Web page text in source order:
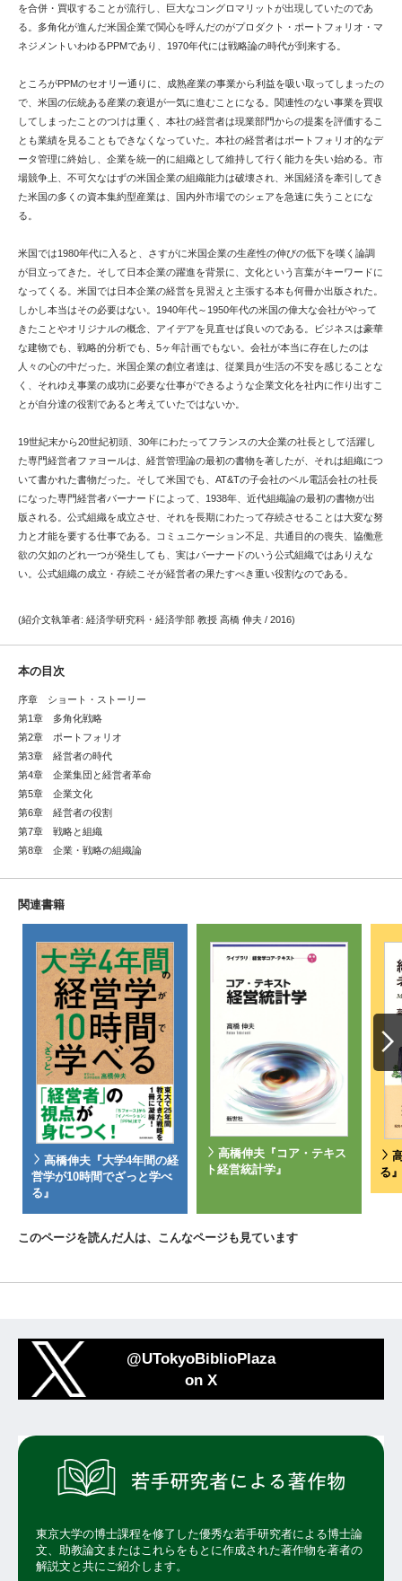
を合併・買収することが流行し、巨大なコングロマリットが出現していたのであ
る。多角化が進んだ米国企業で関心を呼んだのがプロダクト・ポートフォリオ・マ
ネジメントいわゆるPPMであり、1970年代には戦略論の時代が到来する。
ところがPPMのセオリー通りに、成熟産業の事業から利益を吸い取ってしまったの
で、米国の伝統ある産業の衰退が一気に進むことになる。関連性のない事業を買収
してしまったことのつけは重く、本社の経営者は現業部門からの提案を評価するこ
とも業績を見ることもできなくなっていた。本社の経営者はポートフォリオ的なデ
ータ管理に終始し、企業を統一的に組織として維持して行く能力を失い始める。市
場競争上、不可欠なはずの米国企業の組織能力は破壊され、米国経済を牽引してき
た米国の多くの資本集約型産業は、国内外市場でのシェアを急速に失うことにな
る。
米国では1980年代に入ると、さすがに米国企業の生産性の伸びの低下を嘆く論調
が目立ってきた。そして日本企業の躍進を背景に、文化という言葉がキーワードに
なってくる。米国では日本企業の経営を見習えと主張する本も何冊か出版された。
しかし本当はその必要はない。1940年代～1950年代の米国の偉大な会社がやって
きたことやオリジナルの概念、アイデアを見直せば良いのである。ビジネスは豪華
な建物でも、戦略的分析でも、5ヶ年計画でもない。会社が本当に存在したのは
人々の心の中だった。米国企業の創立者達は、従業員が生活の不安を感じることな
く、それゆえ事業の成功に必要な仕事ができるような企業文化を社内に作り出すこ
とが自分達の役割であると考えていたではないか。
19世紀末から20世紀初頭、30年にわたってフランスの大企業の社長として活躍し
た専門経営者ファヨールは、経営管理論の最初の書物を著したが、それは組織につ
いて書かれた書物だった。そして米国でも、AT&Tの子会社のベル電話会社の社長
になった専門経営者バーナードによって、1938年、近代組織論の最初の書物が出
版される。公式組織を成立させ、それを長期にわたって存続させることは大変な努
力と才能を要する仕事である。コミュニケーション不足、共通目的の喪失、協働意
欲の欠如のどれ一つが発生しても、実はバーナードのいう公式組織ではありえな
い。公式組織の成立・存続こそが経営者の果たすべき重い役割なのである。
(紹介文執筆者: 経済学研究科・経済学部 教授 高橋 伸夫 / 2016)
本の目次
序章 ショート・ストーリー
第1章 多角化戦略
第2章 ポートフォリオ
第3章 経営者の時代
第4章 企業集団と経営者革命
第5章 企業文化
第6章 経営者の役割
第7章 戦略と組織
第8章 企業・戦略の組織論
関連書籍
高橋伸夫『大学4年間の経
営学が10時間でざっと学べ
る』
高橋伸夫『コア・テキス
ト経営統計学』
る』
このページを読んだ人は、こんなページも見ています
@UTokyoBiblioPlaza
on X
東京大学の博士課程を修了した優秀な若手研究者による博士論
文、助教論文またはこれらをもとに作成された著作物を著者の
解説文と共にご紹介します。